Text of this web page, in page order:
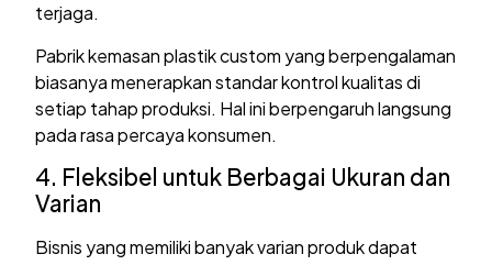
terjaga.
Pabrik kemasan plastik custom yang berpengalaman
biasanya menerapkan standar kontrol kualitas di
setiap tahap produksi. Hal ini berpengaruh langsung
pada rasa percaya konsumen.
4. Fleksibel untuk Berbagai Ukuran dan
Varian
Bisnis yang memiliki banyak varian produk dapat